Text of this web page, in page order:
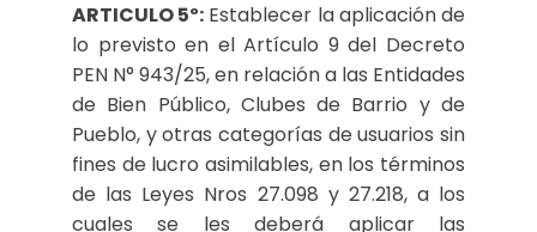
ARTICULO 5º: Establecer la aplicación de
lo previsto en el Artículo 9 del Decreto
PEN N° 943/25, en relación a las Entidades
de Bien Público, Clubes de Barrio y de
Pueblo, y otras categorías de usuarios sin
fines de lucro asimilables, en los términos
de las Leyes Nros 27.098 y 27.218, a los
cuales se les deberá aplicar las